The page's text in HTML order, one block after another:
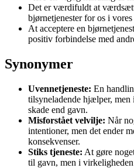
Det er værdifuldt at
bjørnetjenester for os i
At acceptere en
positiv forbindelse med
Synonymer
Uvennetjeneste: En
tilsyneladende hjælper, men
skade end gavn.
Misforstået velvilje: Når
intentioner, men det ender
konsekvenser.
Stiks tjeneste: At gøre
til gavn, men i